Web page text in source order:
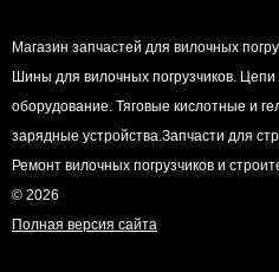
Магазин запчастей для вилочных
Шины для вилочных погрузчиков.
оборудование. Тяговые кислотные и
зарядные устройства.Запчасти для
Ремонт вилочных погрузчиков и
© 2026
Полная версия сайта